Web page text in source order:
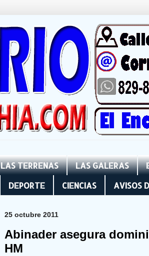
LAS TERRENAS LAS GALERAS
DEPORTE CIENCIAS AVISOS
25 octubre 2011
Abinader asegura
HM